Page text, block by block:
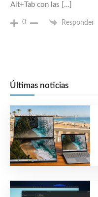
Alt+Tab con las […]
0 Responder
Últimas noticias